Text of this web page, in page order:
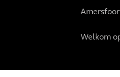
Welkom